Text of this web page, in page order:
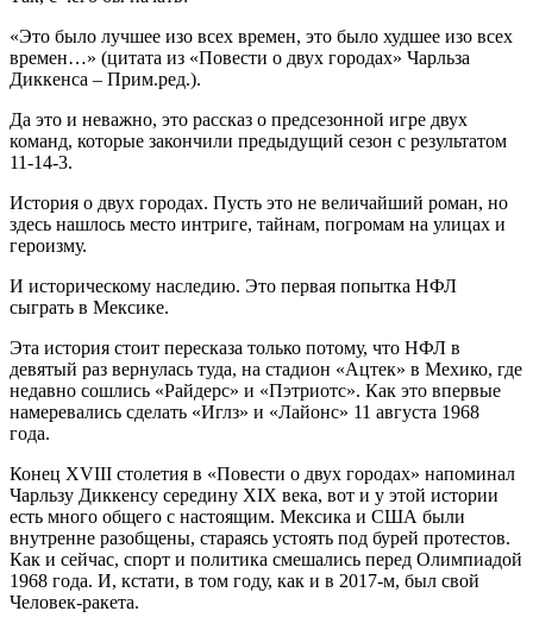
«Это было лучшее изо всех времен, это было худшее изо всех
времен…» (цитата из «Повести о двух городах» Чарльза
Диккенса – Прим.ред.).
Да это и неважно, это рассказ о предсезонной игре двух
команд, которые закончили предыдущий сезон с результатом
11-14-3.
История о двух городах. Пусть это не величайший роман, но
здесь нашлось место интриге, тайнам, погромам на улицах и
героизму.
И историческому наследию. Это первая попытка НФЛ
сыграть в Мексике.
Эта история стоит пересказа только потому, что НФЛ в
девятый раз вернулась туда, на стадион «Ацтек» в Мехико, где
недавно сошлись «Райдерс» и «Пэтриотс». Как это впервые
намеревались сделать «Иглз» и «Лайонс» 11 августа 1968
года.
Конец XVIII столетия в «Повести о двух городах» напоминал
Чарльзу Диккенсу середину XIX века, вот и у этой истории
есть много общего с настоящим. Мексика и США были
внутренне разобщены, стараясь устоять под бурей протестов.
Как и сейчас, спорт и политика смешались перед Олимпиадой
1968 года. И, кстати, в том году, как и в 2017-м, был свой
Человек-ракета.